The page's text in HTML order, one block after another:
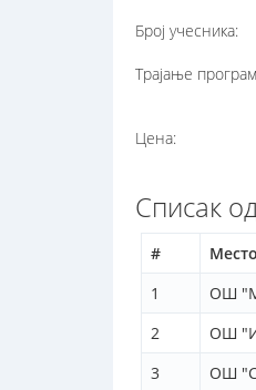
Број учесника:
Трајање
Цена:
Списак
# Место
1 OШ
2
ОШ
3
OШ